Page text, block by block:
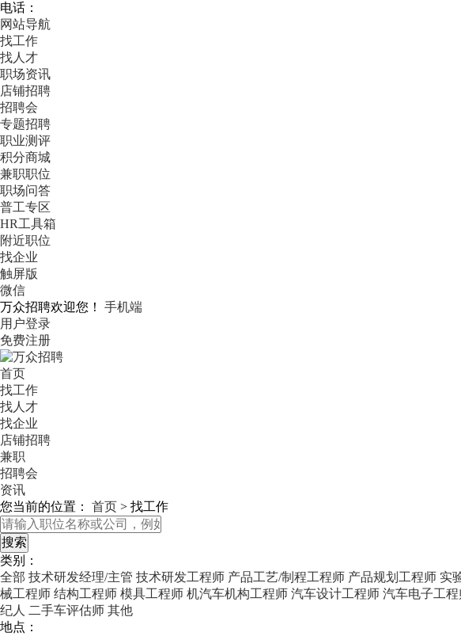
电话：
网站导航
找工作
找人才
职场资讯
店铺招聘
招聘会
专题招聘
职业测评
积分商城
兼职职位
职场问答
普工专区
HR工具箱
附近职位
找企业
触屏版
微信
万众招聘欢迎您！
手机端
用户登录
免费注册
首页
找工作
找人才
找企业
店铺招聘
兼职
招聘会
资讯
您当前的位置： 首页 > 找工作
类别：
全部 技术研发经理/主管 技术研发工程师 产品工艺/制程工程师 产品规划工程师 实
械工程师 结构工程师 模具工程师 机汽车机构工程师 汽车设计工程师 汽车电子工程
纪人 二手车评估师 其他
地点：